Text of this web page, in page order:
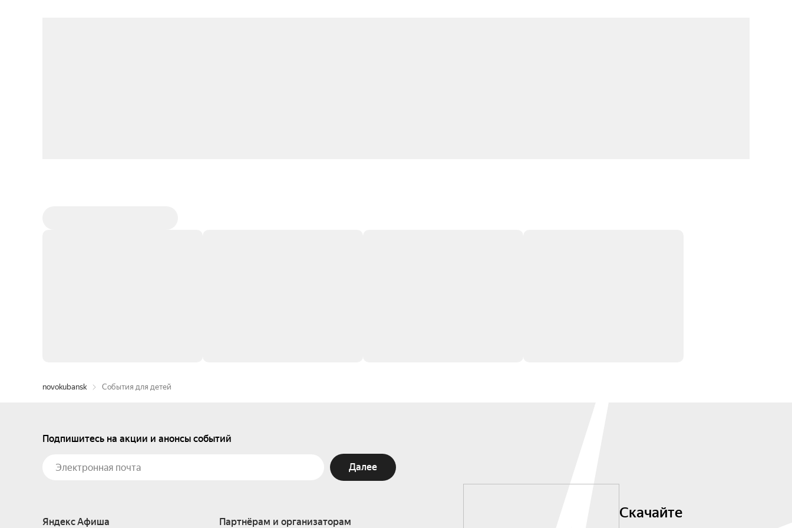
novokubansk События для детей
Подпишитесь на акции и анонсы событий
Далее
Яндекс Афиша Партнёрам и организаторам
Скачайте